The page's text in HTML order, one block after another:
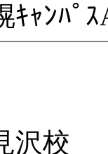
ｷｬﾝﾊﾟｽ
沢校